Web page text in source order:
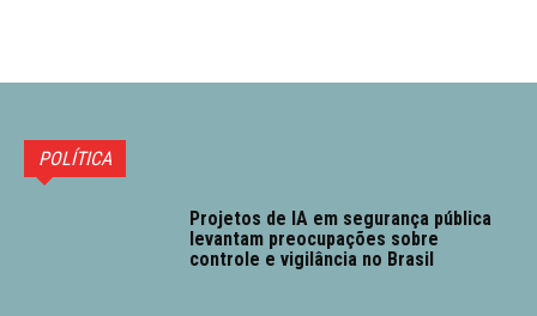
POLÍTICA
Projetos de IA em segurança pública
levantam preocupações sobre
controle e vigilância no Brasil